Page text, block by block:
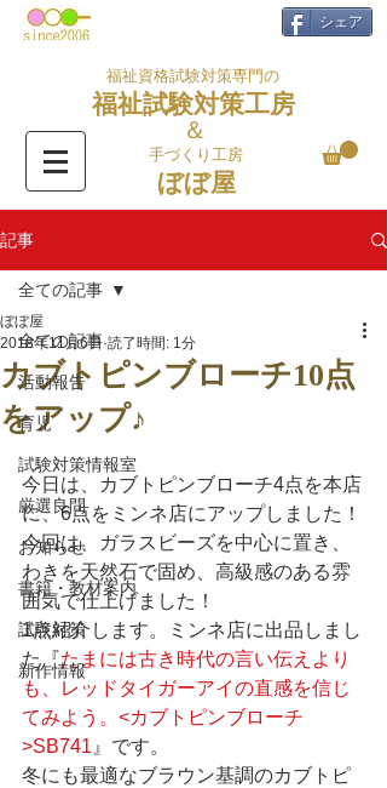
シェア
福祉資格試験対策専門の
福祉試験対策工房
＆
手づくり工房
ぼぼ屋
記事
全ての記事
活動報告
育児
試験対策情報室
厳選良問
お知らせ
書籍・教材案内
試験対策
新作情報
全ての記事
カブトピンブローチ10点
をアップ♪
ぼぼ屋
2018年11月6日 読了時間: 1分
今日は、カブトピンブローチ4点を本店
に、6点をミンネ店にアップしました！
今回は、ガラスビーズを中心に置き、
わきを天然石で固め、高級感のある雰
囲気で仕上げました！
1点紹介します。ミンネ店に出品しまし
た『たまには古き時代の言い伝えより
も、レッドタイガーアイの直感を信じ
てみよう。<カブトピンブローチ
>SB741 』です。
冬にも最適なブラウン基調のカブトピ